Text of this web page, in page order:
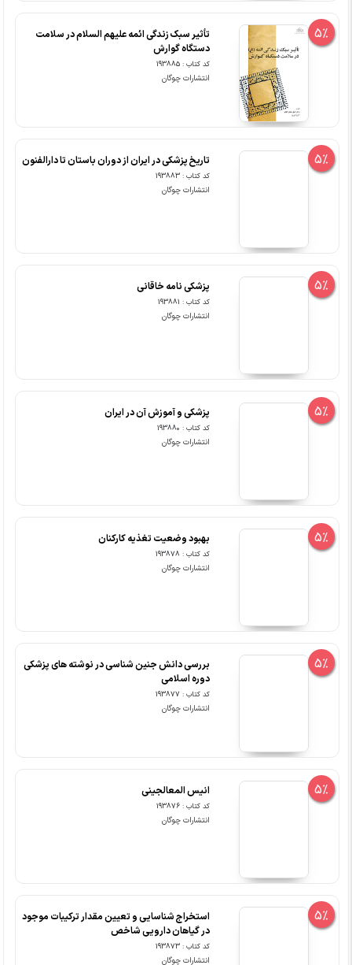
5%
تأثیر سبک زندگی ائمه علیهم السلام در سلامت
دستگاه گوارش
کد کتاب : 193885
انتشارات چوگان
5% تاریخ پزشکی در ایران از دوران باستان تا دارالفنون
کد کتاب : 193883
انتشارات چوگان
5% پزشکی نامه خاقانی
کد کتاب : 193881
انتشارات چوگان
5% پزشکی و آموزش آن در ایران
کد کتاب : 193880
انتشارات چوگان
5% بهبود وضعیت تغذیه کارکنان
کد کتاب : 193878
انتشارات چوگان
5%
بررسی دانش جنین شناسی در نوشته های پزشکی
دوره اسلامی
کد کتاب : 193877
انتشارات چوگان
5% انیس المعالجینی
کد کتاب : 193876
انتشارات چوگان
5%
استخراج شناسایی و تعیین مقدار ترکیبات موجود
در گیاهان دارویی شاخص
کد کتاب : 193873
انتشارات چوگان